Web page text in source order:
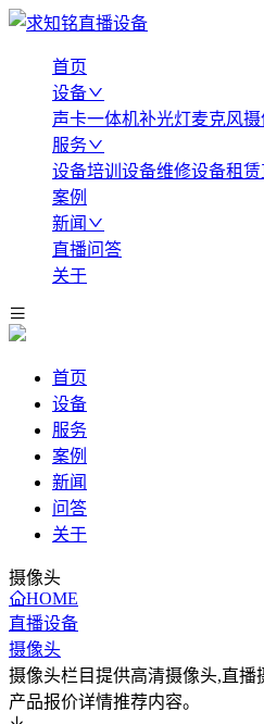
首页
设备
声卡一体机补光灯麦克风摄
服务
设备培训 设备维修设备租赁
案例
新闻
直播问答
关于
首页
设备
服务
案例
新闻
问答
关于
摄像头
HOME
直播设备
摄像头
摄像头栏目提供高清摄像头,直
产品报价详情推荐内容。